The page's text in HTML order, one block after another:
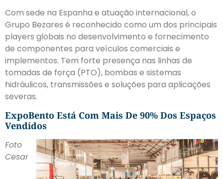
Com sede na Espanha e atuação internacional, o
Grupo Bezares é reconhecido como um dos principais
players globais no desenvolvimento e fornecimento
de componentes para veículos comerciais e
implementos. Tem forte presença nas linhas de
tomadas de força (PTO), bombas e sistemas
hidráulicos, transmissões e soluções para aplicações
severas.
ExpoBento Está Com Mais De 90% Dos Espaços
Vendidos
Foto
Cesar